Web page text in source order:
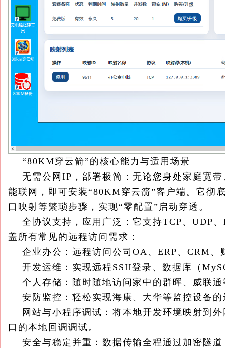
“80KM穿云箭”的核心能力与适用场景
无需公网IP，部署极简：无论您身处家庭宽带
能联网，即可安装“80KM穿云箭”客户端。它彻
口映射等繁琐步骤，实现“零配置”启动穿透。
全协议支持，应用广泛：它支持TCP、UDP
盖所有常见的远程访问需求：
企业办公：远程访问公司OA、ERP、CRM、
开发运维：实现远程SSH登录、数据库（
个人存储：随时随地访问家中的群晖、威联通
安防监控：轻松实现海康、大华等监控设备的
网站与小程序调试：将本地开发环境映射到外
口的本地回调调试。
安全与稳定并重：数据传输全程通过加密隧道